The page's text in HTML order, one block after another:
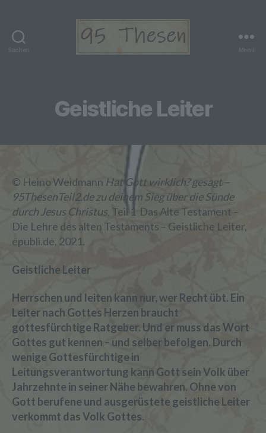
Geistliche Leiter
© Heino Weidmann Hat Gott wirklich? gesagt –
95ThesenTeil2.de zu deinem Sieg über die Sünde
durch Jesus Christus, Teil 1 Das Alte Testament –
Die Lehre des alten Testaments – Geistliche Leiter,
epubli.de, 2021.
Geistliche Leiter
Herrschen und leiten kann nur, wer Recht übt. Ein
Leiter nach Gottes Herzen braucht
gottesfürchtige Ratgeber. Und er muss das Wort
Gottes gut kennen – und selber befolgen. Durch
wenige Gottesfürchtige in
Leitungsverantwortung kann Gott sein Volk über
Jahrzehnte in seiner Nähe bewahren. Ohne von
Gott berufene und ausgerüstete geistliche Leiter
verkommt das Volk Gottes.